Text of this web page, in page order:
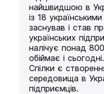
найшвидшою в
із 18
заснував і став
українських
налічує понад
обіймає і
Спілки є
середовища в
підприємців.